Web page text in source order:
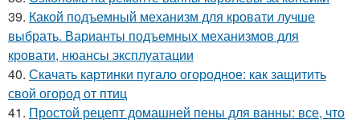
39. Какой подъемный механизм для кровати лучше
выбрать. Варианты подъемных механизмов для
кровати, нюансы эксплуатации
40. Скачать картинки пугало огородное: как защитить
свой огород от птиц
41. Простой рецепт домашней пены для ванны: все, что